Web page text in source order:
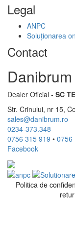
Legal
ANPC
Soluționarea
Contact
Dealer Oficial - SC
Str. Crinului, nr 15,
sales@danibrum.ro
0234-373.348
0756 315 919 • 0756
Facebook
Politica de